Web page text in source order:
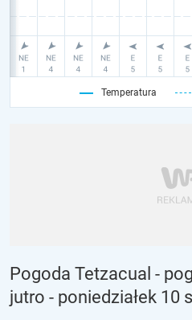
Temperatura
Pogoda Tetzacual -
jutro - poniedziałek 10